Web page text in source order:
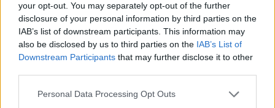
your opt-out. You may separately opt-out of the further
disclosure of your personal information by third parties on the
IAB’s list of downstream participants. This information may
also be disclosed by us to third parties on the IAB’s List of
Downstream Participants that may further disclose it to other
Please note that this website/app uses one or more Google
Personal Data Processing Opt Outs
- honosított nyelvvizsga esetén az Oktatási
Hivatal által kiállított, ahonosítási eljárási díj
befizetéséről szóló igazolással.
igazolása